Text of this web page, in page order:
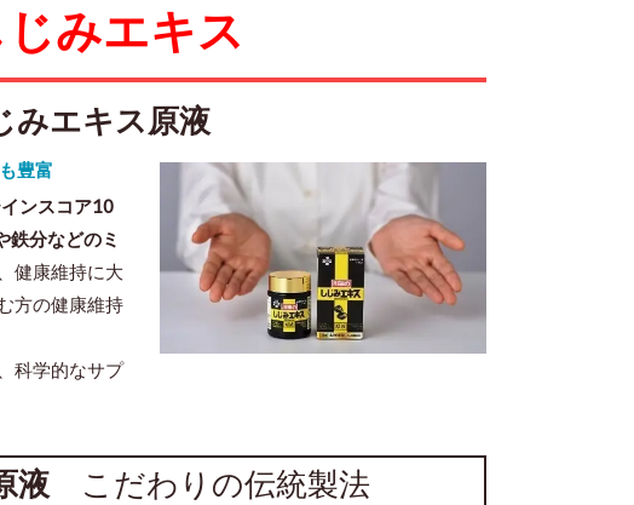
みエキス
みエキス原液
豊富
ンスコア10
鉄分などのミ
健康維持に大
方の健康維持
。
科学的なサプ
液 こだわりの伝統製法